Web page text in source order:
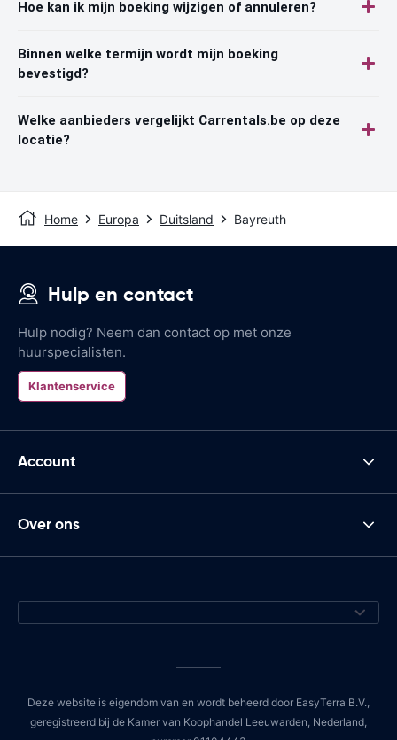
Hoe kan ik mijn boeking wijzigen of annuleren?
Binnen welke termijn wordt mijn boeking
bevestigd?
Welke aanbieders vergelijkt Carrentals.be op deze
locatie?
Home Europa Duitsland Bayreuth
Hulp en contact
Hulp nodig? Neem dan contact op met onze
huurspecialisten.
Klantenservice
Account
Over ons
Deze website is eigendom van en wordt beheerd door EasyTerra B.V.,
geregistreerd bij de Kamer van Koophandel Leeuwarden, Nederland,